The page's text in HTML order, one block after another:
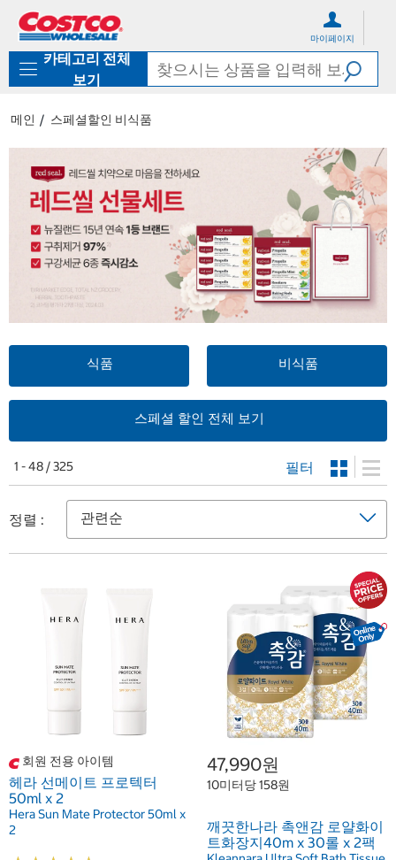
로
기
가
마이페이지
카테고리 전체
보기
메인 스페셜할인 비식품
식품 비식품
스페셜 할인 전체 보기
1 - 48 / 325 필터
정렬 :
회원 전용 아이템
헤라 선메이트 프로텍터
50ml x 2
Hera Sun Mate Protector 50ml x
2
47,990원
10미터당 158원
깨끗한나라 촉앤감 로얄화이
트화장지40m x 30롤 x 2팩